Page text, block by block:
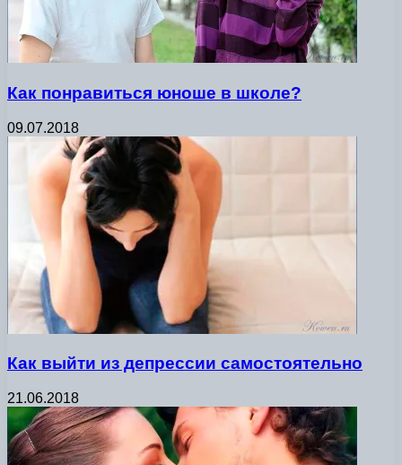
Как понравиться юноше в школе?
09.07.2018
Как выйти из депрессии самостоятельно
21.06.2018